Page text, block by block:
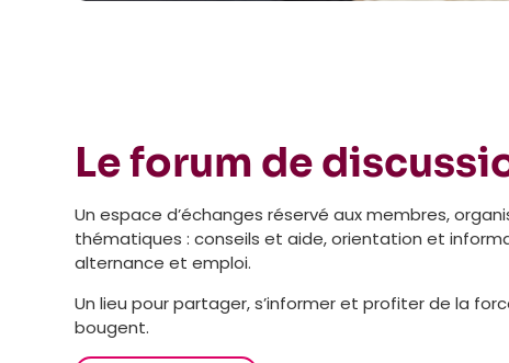
Le forum de
Un espace d’échanges réservé aux membres,
thématiques : conseils et aide, orientation et
alternance et emploi.
Un lieu pour partager, s’informer et profiter de la
bougent.